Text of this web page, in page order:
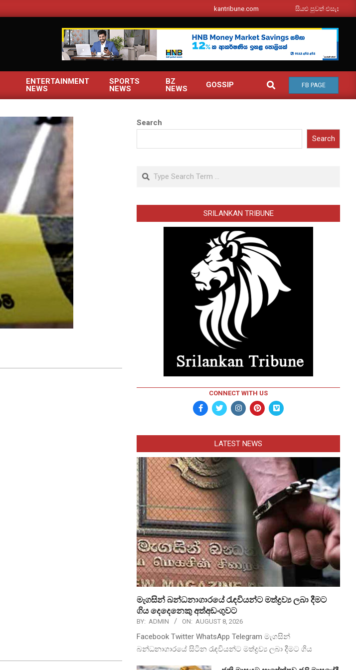
srilankantribune.com සියළු පුවත් එසැනින් ඔබ වෙත
Primary
Menu
ENTERTAINMENT
NEWS
SPORTS
NEWS
BZ
NEWS
GOSSIP SEARCH
FB PAGE
Search
Search
Search
SRILANKAN TRIBUNE
CONNECT WITH US
LATEST NEWS
මැගසින් බන්ධනාගාරයේ රැඳවියන්ට මත්ද්‍රව්‍ය ලබා දීමට
ගිය දෙදෙනෙකු අත්අඩංගුවට
BY: ADMIN ON: AUGUST 8, 2026
Facebook Twitter WhatsApp Telegram මැගසින්
බන්ධනාගාරයේ සිටින රැඳවියන්ට මත්ද්‍රව්‍ය ලබා දීමට ගිය